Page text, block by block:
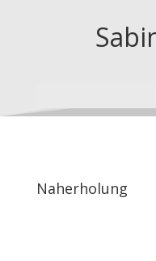
Naherholung